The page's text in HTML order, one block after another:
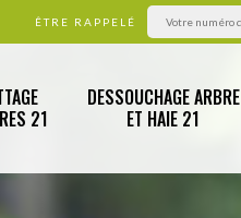
ÊTRE RAPPELÉ
21
DESSOUCHAGE ARBRE
ET HAIE 21